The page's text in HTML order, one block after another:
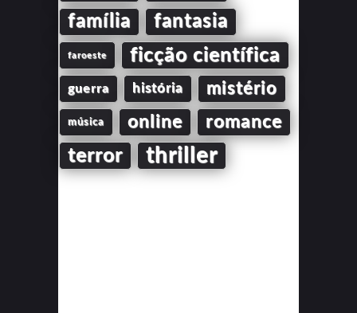
família fantasia
faroeste ficção científica
guerra história mistério
música online romance
terror thriller